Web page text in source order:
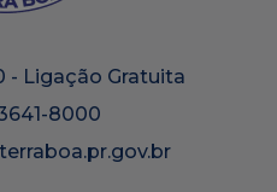
- Ligação Gratuita
8000